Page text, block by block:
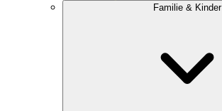
Familie & Kinder